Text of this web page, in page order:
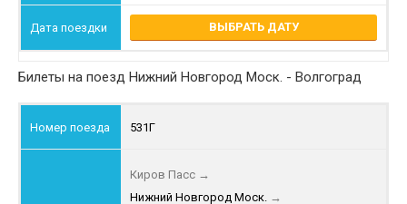
ВЫБРАТЬ ДАТУ
Билеты на поезд Нижний Новгород Моск. - Волгоград
531Г
Киров Пасс →
Нижний Новгород Моск. →